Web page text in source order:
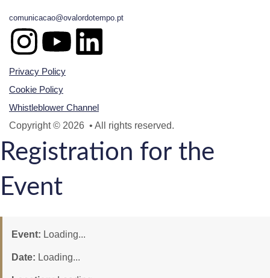
comunicacao@ovalordotempo.pt
Privacy Policy
Cookie Policy
Whistleblower Channel
Copyright © 2026 • All rights reserved.
Registration for the
Event
Event: Loading...
Date: Loading...